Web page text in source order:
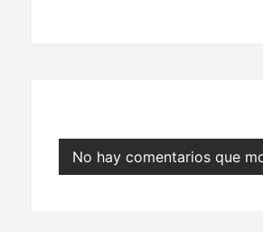
No hay comentarios que